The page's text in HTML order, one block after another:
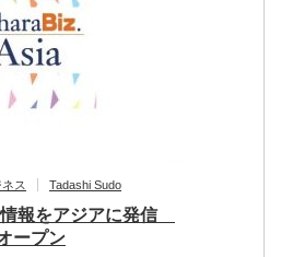
ス Tadashi Sudo
報をアジアに発信
ープン